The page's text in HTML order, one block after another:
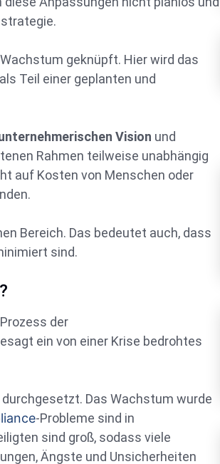
geknüpft. Hier wird das
Teil einer geplanten und
Vision und
Rahmen teilweise unabhängig
auf Kosten von Menschen oder
Bereich. Das bedeutet auch, dass
sind.
der
ein von einer Krise bedrohtes
Das Wachstum wurde
-Probleme sind in
sind groß, sodass viele
Ängste und Unsicherheiten